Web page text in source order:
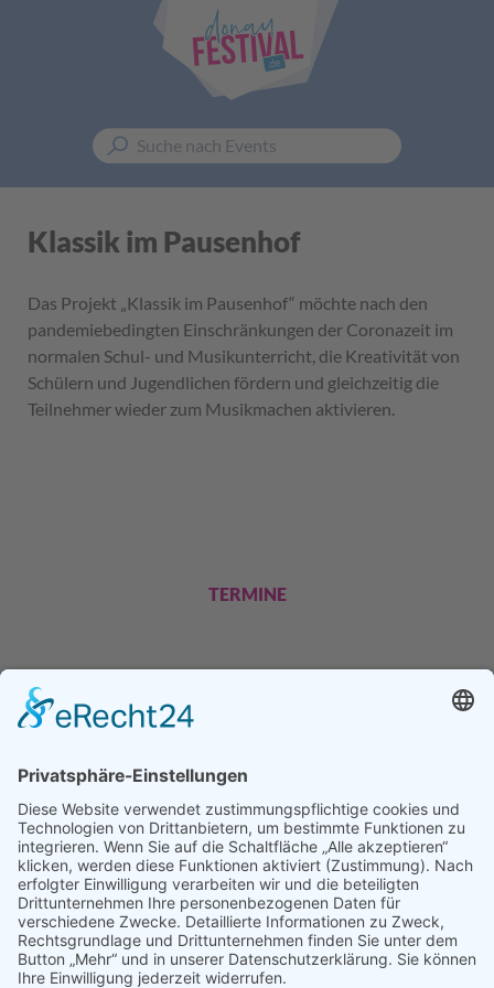
Klassik im Pausenhof
Das Projekt „Klassik im Pausenhof“ möchte nach den
pandemiebedingten Einschränkungen der Coronazeit im
normalen Schul- und Musikunterricht, die Kreativität von
Schülern und Jugendlichen fördern und gleichzeitig die
Teilnehmer wieder zum Musikmachen aktivieren.
TERMINE
GEFÖRDERT UND UNTERSTÜTZT
VON: